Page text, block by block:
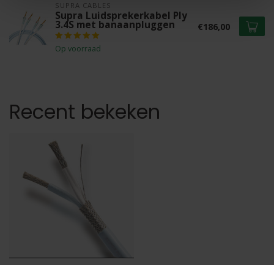
SUPRA CABLES
Supra Luidsprekerkabel Ply
3.4S met banaanpluggen
Op voorraad
€186,00
Recent bekeken